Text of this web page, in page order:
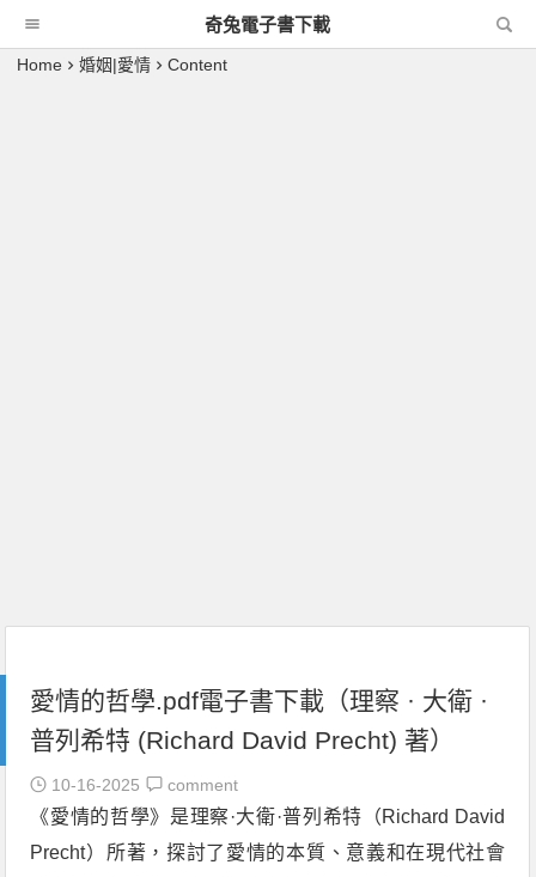
奇兔電子書下載
Home 婚姻|愛情 Content
愛情的哲學.pdf電子書下載（理察 · 大衛 ·
普列希特 (Richard David Precht) 著）
10-16-2025 comment
《愛情的哲學》是理察·大衛·普列希特（Richard David
Precht）所著，探討了愛情的本質、意義和在現代社會